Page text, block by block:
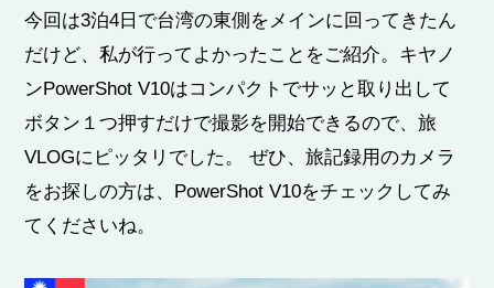
PowerShot V10を買う
今回は3泊4日で台湾の東側をメインに回ってきたん
だけど、私が行ってよかったことをご紹介。キヤノ
ンPowerShot V10はコンパクトでサッと取り出して
ボタン１つ押すだけで撮影を開始できるので、旅
VLOGにピッタリでした。 ぜひ、旅記録用のカメラ
をお探しの方は、PowerShot V10をチェックしてみ
てくださいね。